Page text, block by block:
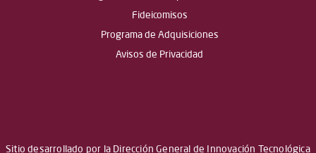
Fideicomisos
Programa de Adquisiciones
Avisos de Privacidad
Sitio desarrollado por la Dirección General de Innovación Tecnológica